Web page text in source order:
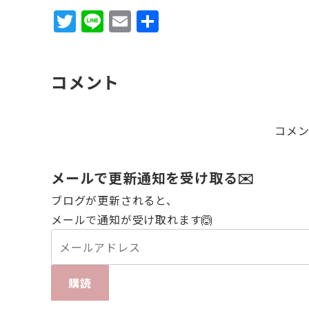
T
w
te
Li
n
E
m
コメント
コメ
メールで更新通知を受け取る✉️
ブログが更新されると、
メールで通知が受け取れます🙆
購読